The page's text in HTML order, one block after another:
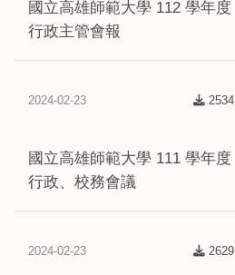
國立高雄師範大學 112 學年度
行政主管會報
國立高雄師範大學 111 學年度
行政、校務會議
2534
2024-02-23
2629
2024-02-23